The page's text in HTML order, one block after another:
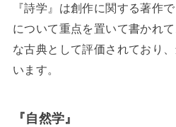
『詩学』は創作に関する著作
について重点を置いて書かれ
な古典として評価されており
います。
『自然学』